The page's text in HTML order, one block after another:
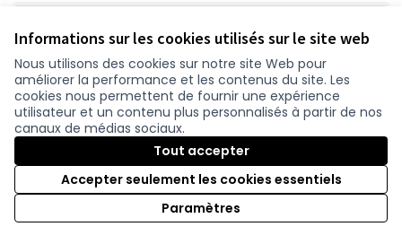
Informations sur les cookies utilisés sur le site web
Nous utilisons des cookies sur notre site Web pour
améliorer la performance et les contenus du site. Les
cookies nous permettent de fournir une expérience
utilisateur et un contenu plus personnalisés à partir de nos
canaux de médias sociaux.
Tout accepter
Accepter seulement les cookies essentiels
Paramètres
Le 30/09/2020 à Port- Saint-Père page 1-03 n°